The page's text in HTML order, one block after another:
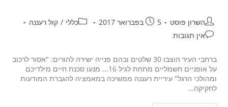
השרון פוסט 5 בפברואר 2017 כללי / קול רעננה
אין תגובות
ברחבי העיר הוצבו 30 שלטים ובהם פנייה ישירה להורים: "אסור לרכוב
על אופניים חשמליים מתחת לגיל 16... מנעו סכנת חיים מילדיכם
ומהולכי הרגל" עיריית רעננה ממשיכה במאמציה להגברת המודעות
לחקיקה…